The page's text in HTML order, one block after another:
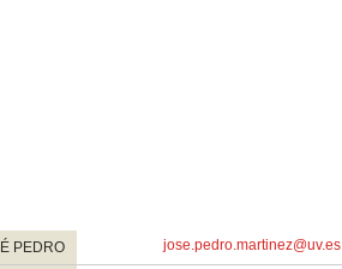
PEDRO jose.pedro.martinez@uv.es